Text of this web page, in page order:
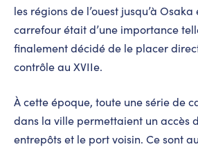
les régions de l’ouest jusqu’à
carrefour était d’une importance
finalement décidé de le placer
contrôle au XVIIe.
À cette époque, toute une série de
dans la ville permettaient un accès
entrepôts et le port voisin. Ce sont